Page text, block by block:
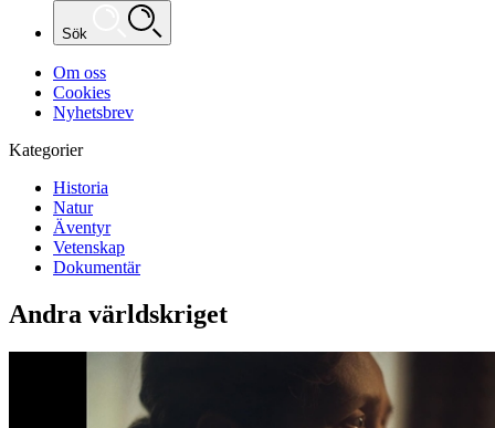
Sök
Om oss
Cookies
Nyhetsbrev
Kategorier
Historia
Natur
Äventyr
Vetenskap
Dokumentär
Andra världskriget